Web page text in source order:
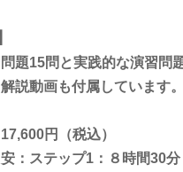
題15問と実践的な演習問
説動画も付属しています。
円（税込）
：ステップ1：８時間30分